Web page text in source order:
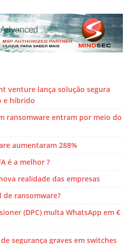
venture lança solução segura
e híbrido
ransomware entram por meio do
aumentaram 288%
é a melhor ?
realidade das empresas
ransomware?
(DPC) multa WhatsApp em €
segurança graves em switches